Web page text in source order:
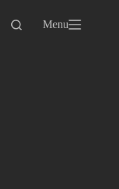
Menu